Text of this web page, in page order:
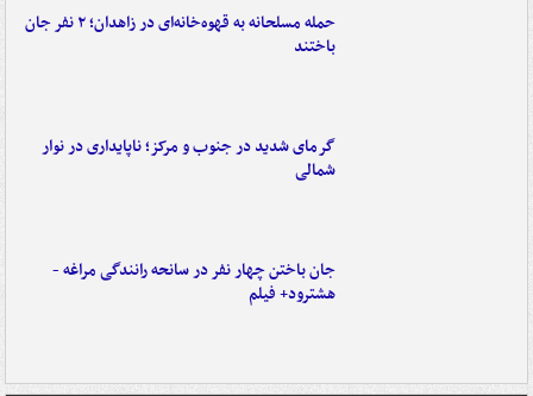
حمله مسلحانه به قهوه‌خانه‌ای در زاهدان؛ ۲ نفر جان
باختند
گرمای شدید در جنوب و مرکز؛ ناپایداری در نوار
شمالی
جان باختن چهار نفر در سانحه رانندگی مراغه -
هشترود+ فیلم